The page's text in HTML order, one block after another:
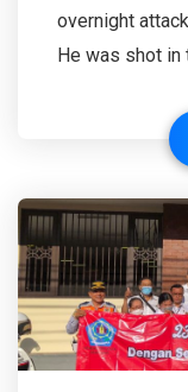
overnight
He was shot in